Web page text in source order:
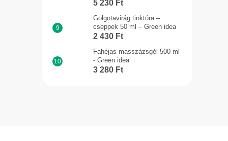
5 230 Ft
Golgotavirág tinktúra –
cseppek 50 ml – Green idea
2 430 Ft
Fahéjas masszázsgél 500 ml
- Green idea
3 280 Ft